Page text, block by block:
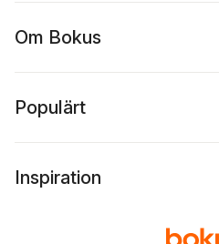
Om Bokus
Populärt
Inspiration